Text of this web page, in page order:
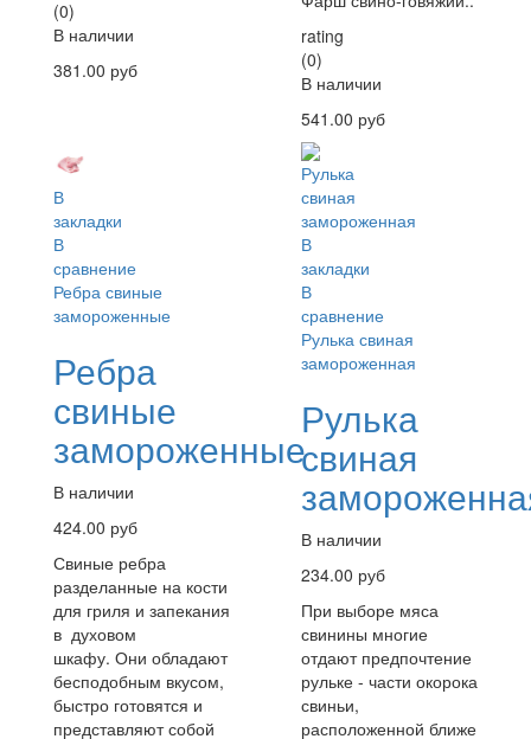
(0)
В наличии
381.00 руб
rating
(0)
В наличии
541.00 руб
В
закладки
В
сравнение
Ребра свиные
замороженные
Ребра
свиные
замороженные
В наличии
424.00 руб
Свиные ребра
разделанные на кости
для гриля и запекания
в духовом
шкафу. Они обладают
бесподобным вкусом,
быстро готовятся и
представляют собой
В
закладки
В
сравнение
Рулька свиная
замороженная
Рулька
свиная
В наличии
234.00 руб
При выборе мяса
свинины многие
отдают предпочтение
рульке - части окорока
свиньи,
расположенной ближе